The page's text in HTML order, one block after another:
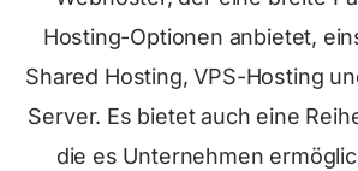
Hosting-Optionen anbietet,
Shared Hosting, VPS-Hosting
Server. Es bietet auch eine
die es Unternehmen